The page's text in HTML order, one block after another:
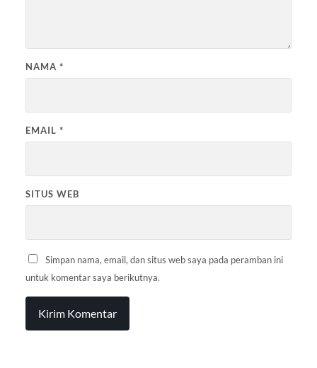
NAMA *
EMAIL *
SITUS WEB
Simpan nama, email, dan situs web saya pada peramban ini
untuk komentar saya berikutnya.